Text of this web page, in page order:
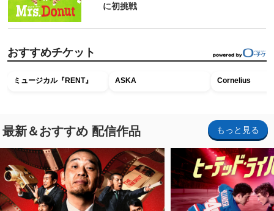
に初挑戦
おすすめチケット
ミュージカル『RENT』 ASKA Cornelius
最新＆おすすめ 配信作品 もっと見る